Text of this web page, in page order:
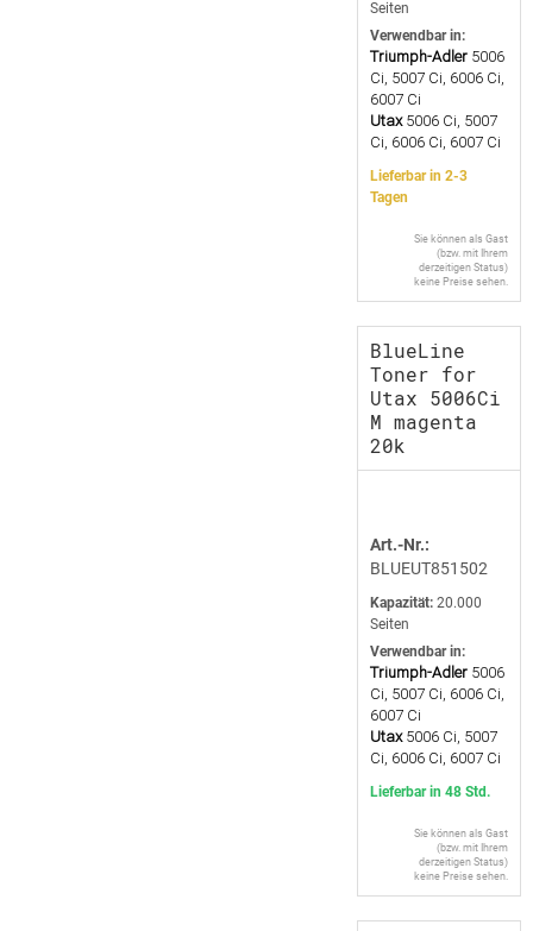
Seiten
Verwendbar in:
Triumph-Adler 5006
Ci, 5007 Ci, 6006 Ci,
6007 Ci
Utax5006 Ci, 5007
Ci, 6006 Ci, 6007 Ci
Lieferbar in 2-3
Tagen
Sie können als Gast
(bzw. mit Ihrem
derzeitigen Status)
keine Preise sehen.
BlueLine
Toner for
Utax 5006Ci
M magenta
20k
Art.-Nr.:
BLUEUT851502
Kapazität: 20.000
Seiten
Verwendbar in:
Triumph-Adler 5006
Ci, 5007 Ci, 6006 Ci,
6007 Ci
Utax5006 Ci, 5007
Ci, 6006 Ci, 6007 Ci
Lieferbar in 48 Std.
Sie können als Gast
(bzw. mit Ihrem
derzeitigen Status)
keine Preise sehen.